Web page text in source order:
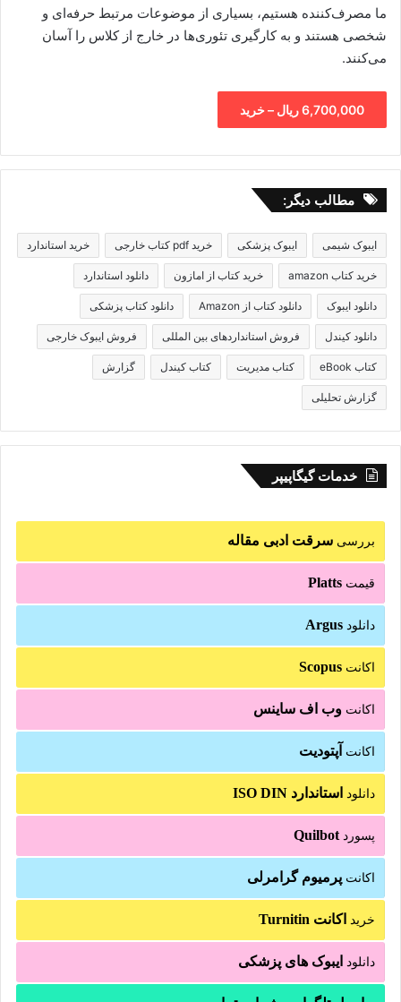
ما مصرف‌کننده هستیم، بسیاری از موضوعات مرتبط حرفه‌ای و
شخصی هستند و به کارگیری تئوری‌ها در خارج از کلاس را آسان
می‌کنند.
6,700,000 ریال – خرید
مطالب دیگر:
ایبوک شیمی ایبوک پزشکی خرید pdf کتاب خارجی خرید استاندارد
خرید کتاب amazon خرید کتاب از امازون دانلود استاندارد
دانلود ایبوک دانلود کتاب از Amazon دانلود کتاب پزشکی
دانلود کیندل فروش استانداردهای بین المللی فروش ایبوک خارجی
کتاب eBook کتاب مدیریت کتاب کیندل گزارش
گزارش تحلیلی
خدمات گیگاپیپر
بررسی سرقت ادبی مقاله
قیمت Platts
دانلود Argus
اکانت Scopus
اکانت وب اف ساینس
اکانت آپتودیت
دانلود استاندارد ISO DIN
پسورد Quilbot
اکانت پرمیوم گرامرلی
خرید اکانت Turnitin
دانلود ایبوک های پزشکی